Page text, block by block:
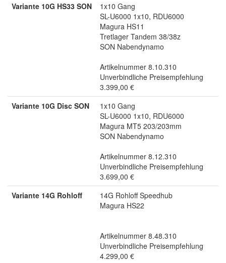
Variante 10G HS33 SON
1x10 Gang
SL-U6000 1x10, RDU6000
Magura HS11
Tretlager Tandem 38/38z
SON Nabendynamo
Artikelnummer 8.10.310
Unverbindliche Preisempfehlung
3.399,00 €
Variante 10G Disc SON
1x10 Gang
SL-U6000 1x10, RDU6000
Magura MT5 203/203mm
SON Nabendynamo
Artikelnummer 8.12.310
Unverbindliche Preisempfehlung
3.699,00 €
Variante 14G Rohloff
14G Rohloff Speedhub
Magura HS22
Artikelnummer 8.48.310
Unverbindliche Preisempfehlung
4.299,00 €